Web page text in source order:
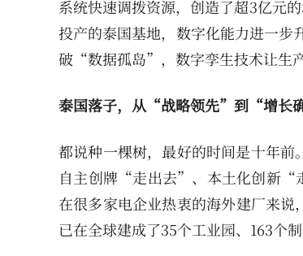
系统快速调拨资源，创造了超3亿元
投产的泰国基地，数字化能力进一步
破“数据孤岛”，数字孪生技术让生
泰国落子，从“战略领先”到“增长
都说种一棵树，最好的时间是十年
自主创牌“走出去”、本土化创新“
在很多家电企业热衷的海外建厂来
已在全球建成了35个工业园、163个制